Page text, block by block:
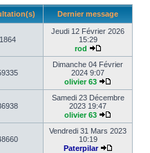
Dernier message
1864
Jeudi 12 Février 2026
15:29
rod
Dimanche 04 Février
2024 9:07
olivier 63
Samedi 23 Décembre
2023 19:47
olivier 63
Vendredi 31 Mars 2023
10:19
Paterpilar